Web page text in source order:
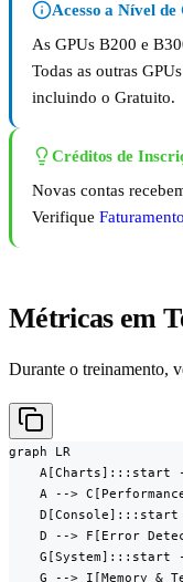
Acesso a Nível de
As GPUs B200 e
Todas as outras
incluindo o Gratuito.
Créditos de
Novas contas
Verifique Faturamento
Métricas em
Durante o treinamento,
graph LR
A[Charts]:::start
A -->
D --> F[Error
G[System]:::start
G --> I[Memory &